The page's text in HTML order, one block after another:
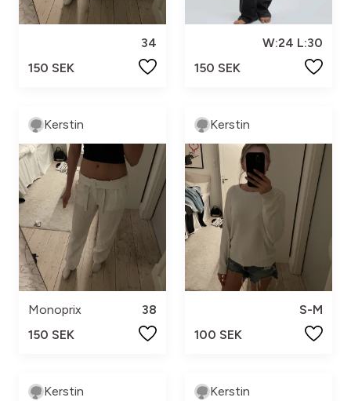
34
150 SEK
W:24 L:30
150 SEK
Kerstin
Monoprix
38
150 SEK
Kerstin
S-M
100 SEK
Kerstin Kerstin